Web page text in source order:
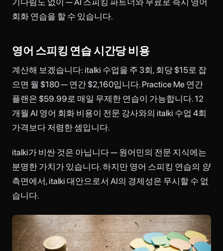
회화 연습을 할 수 있습니다.
영어 스피킹 연습 시간당 비용
계산해 보겠습니다: italki 수업을 주 3회, 회당 $15로 잡
으면 월 $180 — 연간 $2,160입니다. Practice Me 연간
플랜은 $59.99로 매일 무제한 연습이 가능합니다. 12
개월 AI 영어 회화 비용이 전문 강사와의 italki 수업 4회
가격보다 저렴한 셈입니다.
italki가 비싼 것은 아닙니다 — 원어민의 전문 지식에는
분명한 가치가 있습니다. 하지만 영어 스피킹 연습의 양
측면에서, italki 대안으로서 AI의 경제성은 무시할 수 없
습니다.